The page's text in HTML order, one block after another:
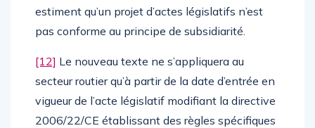
estiment qu’un projet d’actes législatifs n’est
pas conforme au principe de subsidiarité.
[12] Le nouveau texte ne s’appliquera au
secteur routier qu’à partir de la date d’entrée en
vigueur de l’acte législatif modifiant la directive
2006/22/CE établissant des règles spécifiques